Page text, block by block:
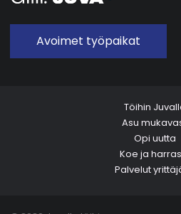
Avoimet työpaikat
Töihin
Asu
Opi uutta
Koe ja
Palvelut